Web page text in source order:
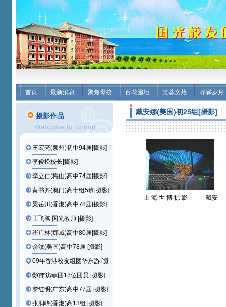
首页 最新消息 聚焦母校 百花园地 芙蓉文苑 峥嵘岁月
摄影作品
王宏亮(泉州)初中94届[摄影]
李俊松校长[摄影]
李立仁(梅山)高中74届[摄影]
黄书齐(澳门)高十组5班[摄影]
梁岳川(香港)高中78届[摄影]
王飞腾 国光教师 [摄影]
崔广林(挪威)高中80届[摄影]
余汶(美国)高中78届 [摄影]
09年香港校友组团华东游 [摄
影]
07年访菲团18位团员 [摄影]
黎红明(广东)高中77届 [摄影]
张润峰(香港)高13组 [摄影]
戴安娜(美国)初25组[攝影]
上 海 世 博 掠 影---------戴安